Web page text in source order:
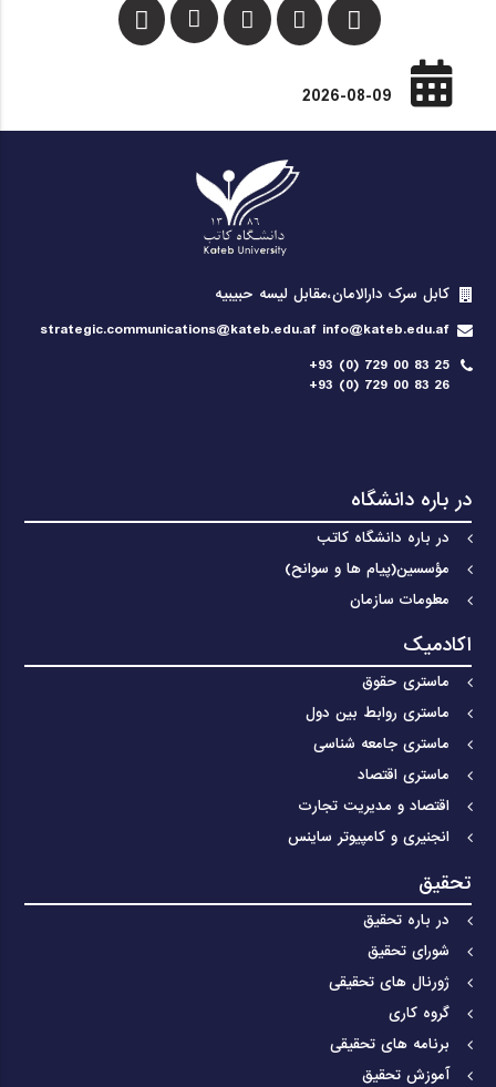
2026-08-09
کابل سرک دارالامان،مقابل لیسه حبیبیه
strategic.communications@kateb.edu.af info@kateb.edu.af
+93 (0) 729 00 83 25
+93 (0) 729 00 83 26
در باره دانشگاه
در باره دانشگاه کاتب
مؤسسین(پیام ها و سوانح)
معلومات سازمان
اکادمیک
ماستری حقوق
ماستری روابط بین دول
ماستری جامعه شناسی
ماستری اقتصاد
اقتصاد و مدیریت تجارت
انجنیری و کامپیوتر ساینس
تحقیق
در باره تحقیق
شورای تحقیق
ژورنال های تحقیقی
گروه کاری
برنامه های تحقیقی
آموزش تحقیق